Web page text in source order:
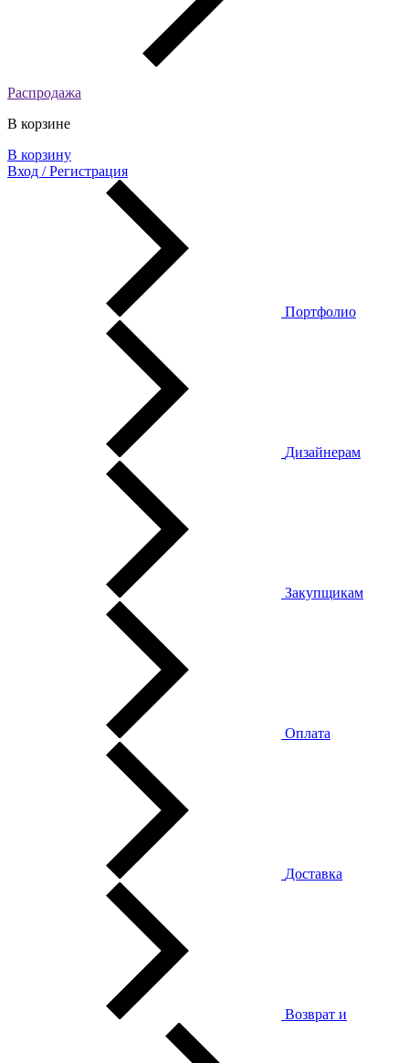
Распродажа
В корзине
В корзину
Вход / Регистрация
Портфолио
Дизайнерам
Закупщикам
Оплата
Доставка
Возврат и